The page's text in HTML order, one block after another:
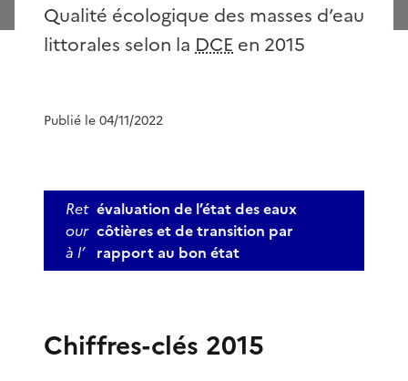
Qualité écologique des masses d’eau
littorales selon la DCE en 2015
Publié le 04/11/2022
Ret
our
à l’
évaluation de l’état des eaux
côtières et de transition par
rapport au bon état
Chiffres-clés 2015